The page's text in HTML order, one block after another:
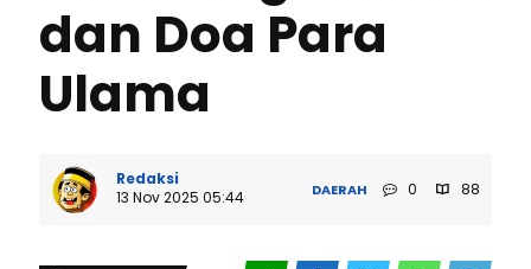
dan Doa Para
Ulama
Redaksi
13 Nov 2025 05:44
DAERAH 0 88